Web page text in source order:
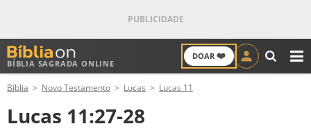
BÍBLIA SAGRADA ONLINE
DOAR ❤️
ANTIGO TESTAMENTO
NOVO TESTAMENTO
Bíblia Novo Testamento Lucas Lucas 11
Lucas 11:27-28